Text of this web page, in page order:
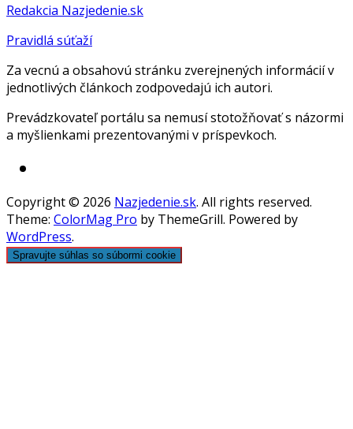
Redakcia Nazjedenie.sk
Pravidlá súťaží
Za vecnú a obsahovú stránku zverejnených informácií v
jednotlivých článkoch zodpovedajú ich autori.
Prevádzkovateľ portálu sa nemusí stotožňovať s názormi
a myšlienkami prezentovanými v príspevkoch.
Copyright © 2026 Nazjedenie.sk. All rights reserved.
Theme: ColorMag Pro by ThemeGrill. Powered by
WordPress.
Spravujte súhlas so súbormi cookie